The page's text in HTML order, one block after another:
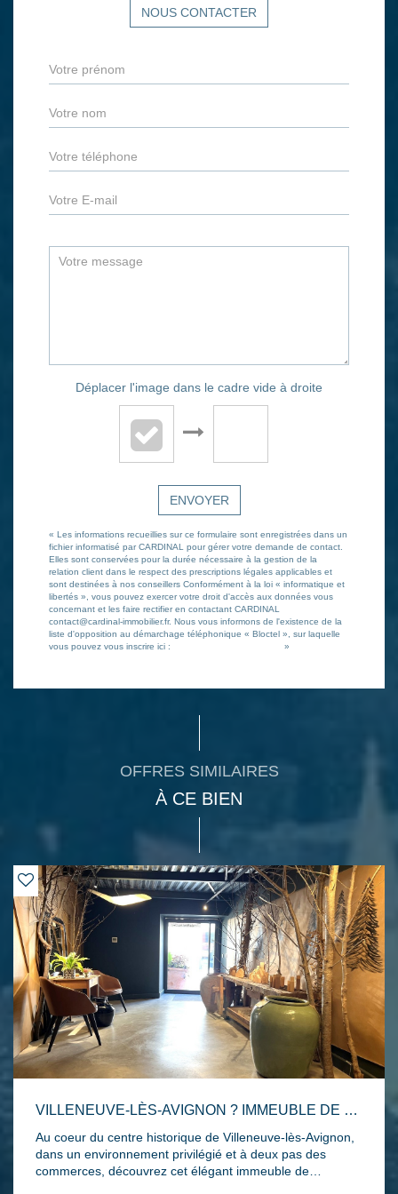
NOUS CONTACTER
Déplacer l'image dans le cadre vide à droite
ENVOYER
« Les informations recueillies sur ce formulaire sont enregistrées dans un
fichier informatisé par CARDINAL pour gérer votre demande de contact.
Elles sont conservées pour la durée nécessaire à la gestion de la
relation client dans le respect des prescriptions légales applicables et
sont destinées à nos conseillers Conformément à la loi « informatique et
libertés », vous pouvez exercer votre droit d'accès aux données vous
concernant et les faire rectifier en contactant CARDINAL
contact@cardinal-immobilier.fr. Nous vous informons de l'existence de la
liste d'opposition au démarchage téléphonique « Bloctel », sur laquelle
vous pouvez vous inscrire ici :
»
OFFRES SIMILAIRES
À CE BIEN
VILLENEUVE-LÈS-AVIGNON ? IMMEUBLE DE CARACTÈRE EN CENTRE HISTORIQUE
Au coeur du centre historique de Villeneuve-lès-Avignon,
dans un environnement privilégié et à deux pas des
commerces, découvrez cet élégant immeuble de